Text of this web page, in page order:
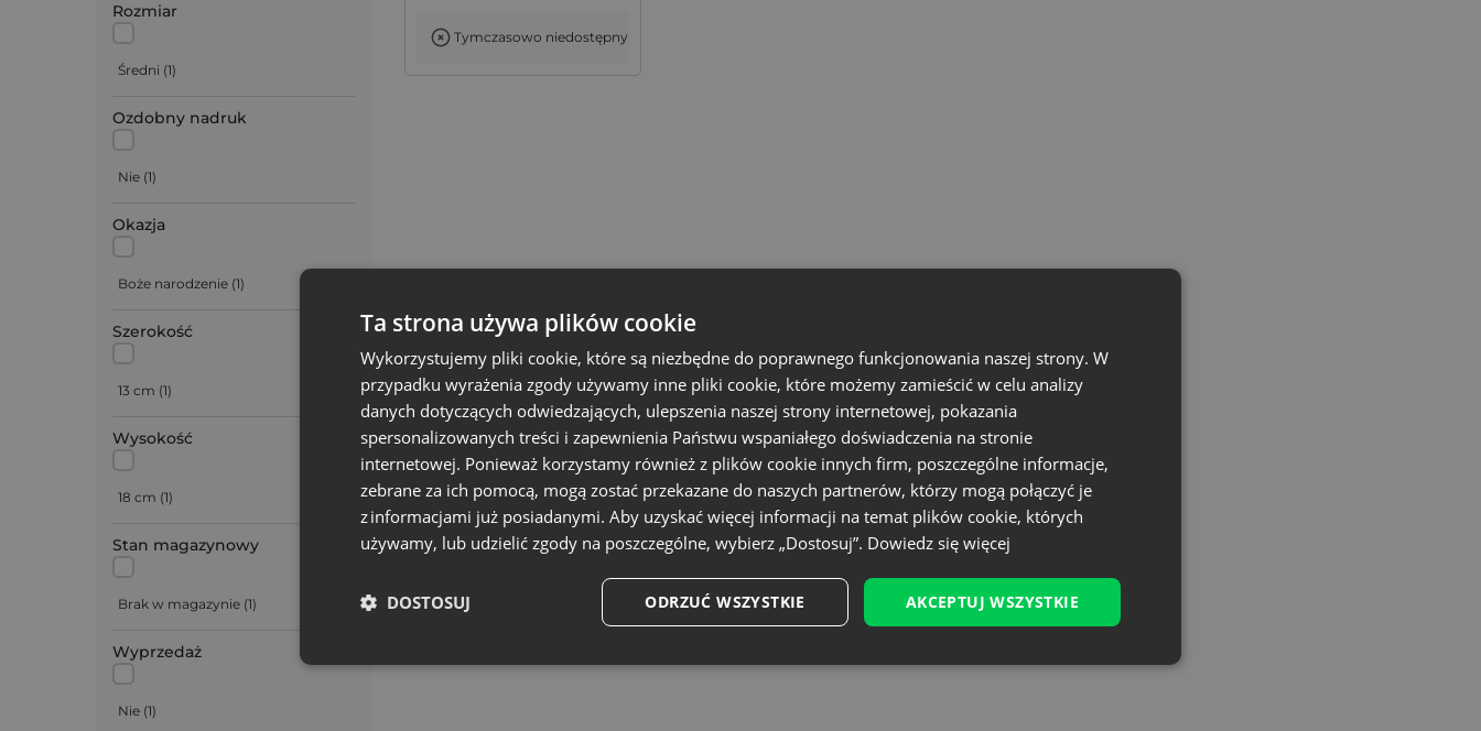
Tymczasowo niedostępny
Rozmiar
Średni (1)
Ozdobny nadruk
Nie (1)
Okazja
Boże narodzenie (1)
Szerokość
13 cm (1)
Wysokość
18 cm (1)
Stan magazynowy
Brak w magazynie (1)
Wyprzedaż
Nie (1)
Ta strona używa plików cookie
Wykorzystujemy pliki cookie, które są niezbędne do poprawnego funkcjonowania naszej strony. W
przypadku wyrażenia zgody używamy inne pliki cookie, które możemy zamieścić w celu analizy
danych dotyczących odwiedzających, ulepszenia naszej strony internetowej, pokazania
spersonalizowanych treści i zapewnienia Państwu wspaniałego doświadczenia na stronie
internetowej. Ponieważ korzystamy również z plików cookie innych firm, poszczególne informacje,
zebrane za ich pomocą, mogą zostać przekazane do naszych partnerów, którzy mogą połączyć je
z informacjami już posiadanymi. Aby uzyskać więcej informacji na temat plików cookie, których
używamy, lub udzielić zgody na poszczególne, wybierz „Dostosuj”. Dowiedz się więcej
AKCEPTUJ WSZYSTKIE
ODRZUĆ WSZYSTKIE
DOSTOSUJ